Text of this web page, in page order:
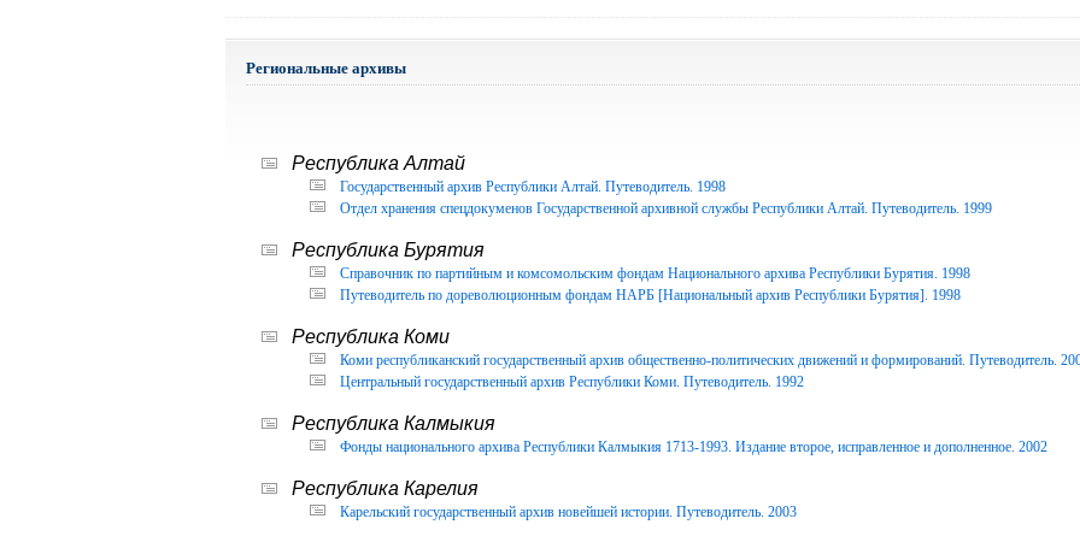
Региональные архивы
Республика Алтай
Государственный архив Республики Алтай. Путеводитель. 1998
Отдел хранения спецдокуменов Государственной архивной службы Республики Алтай. Путеводитель. 1999
Республика Бурятия
Справочник по партийным и комсомольским фондам Национального архива Республики Бурятия. 1998
Путеводитель по дореволюционным фондам НАРБ [Национальный архив Республики Бурятия]. 1998
Республика Коми
Коми республиканский государственный архив общественно-политических движений и формирований. Путеводитель.
Центральный государственный архив Республики Коми. Путеводитель. 1992
Республика Калмыкия
Фонды национального архива Республики Калмыкия 1713-1993. Издание второе, исправленное и дополненное. 2002
Республика Карелия
Карельский государственный архив новейшей истории. Путеводитель. 2003